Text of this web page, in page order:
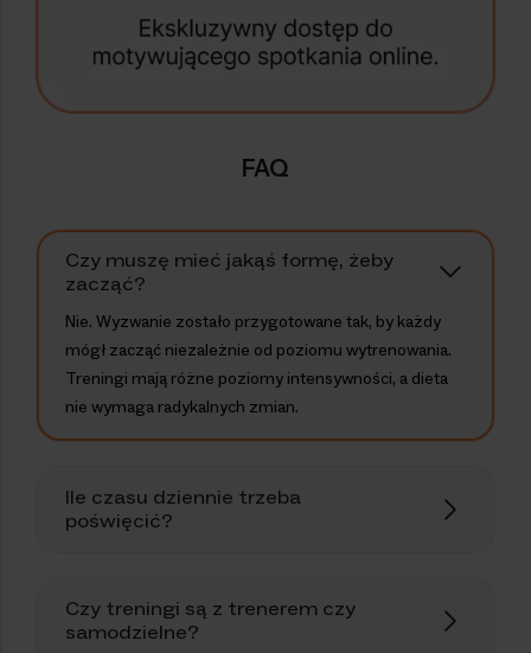
FAQ
Czy muszę mieć jakąś formę, żeby
zacząć?
Nie. Wyzwanie zostało przygotowane tak, by każdy
mógł zacząć niezależnie od poziomu wytrenowania.
Treningi mają różne poziomy intensywności, a dieta
nie wymaga radykalnych zmian.
Ile czasu dziennie trzeba
poświęcić?
Czy treningi są z trenerem czy
samodzielne?